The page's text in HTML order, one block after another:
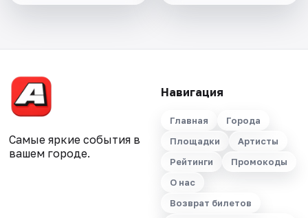
Самые яркие события в
вашем городе.
Навигация
Главная
Города
Площадки
Артисты
Рейтинги
Промокоды
О нас
Возврат билетов